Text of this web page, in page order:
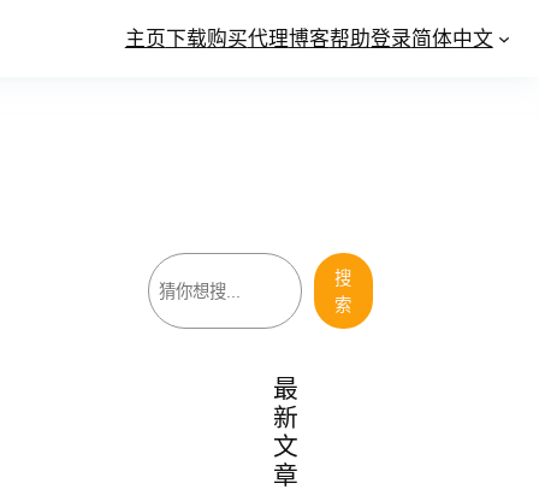
主页下载购买代理博客帮助登录简体中文
搜
索
搜
索
最
新
文
章